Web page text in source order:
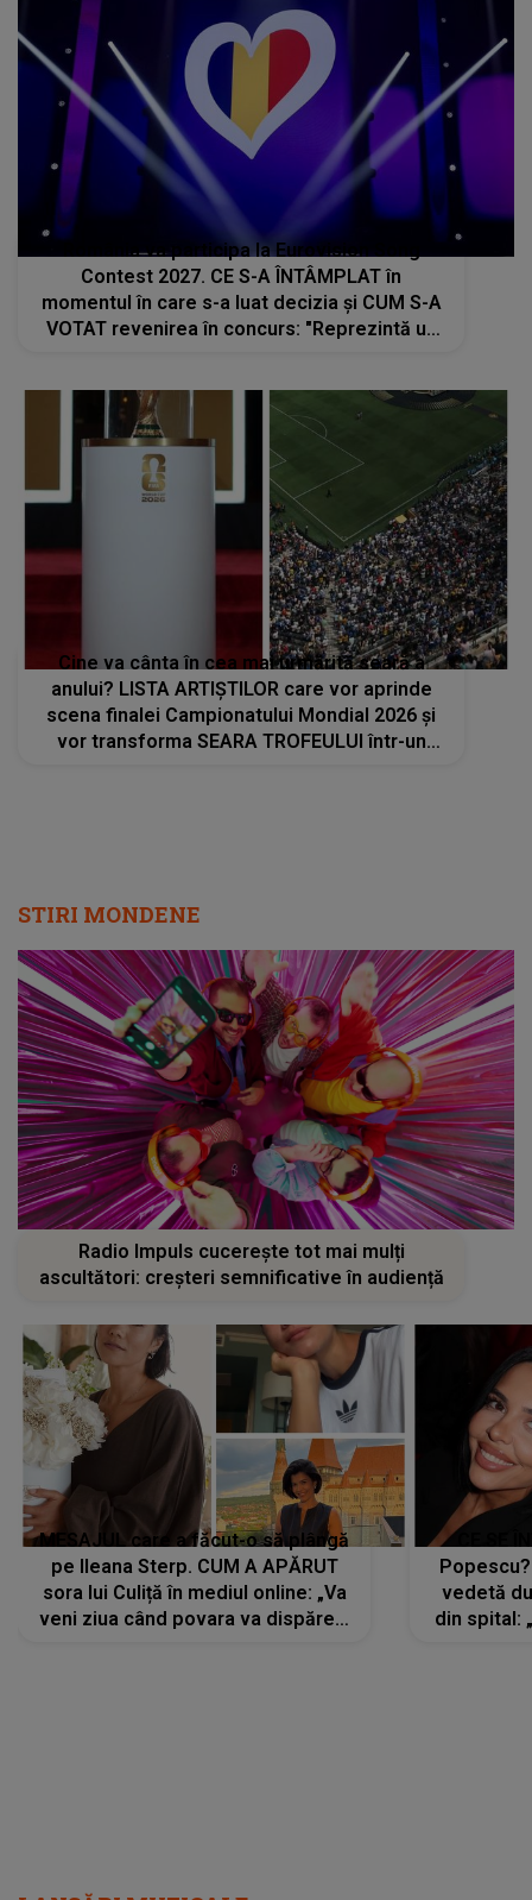
România va participa la Eurovision Song
Contest 2027. CE S-A ÎNTÂMPLAT în
momentul în care s-a luat decizia și CUM S-A
VOTAT revenirea în concurs: "Reprezintă un
Cine va cânta în cea mai urmărită seară a
anului? LISTA ARTIȘTILOR care vor aprinde
scena finalei Campionatului Mondial 2026 și
vor transforma SEARA TROFEULUI într-un
STIRI MONDENE
Radio Impuls cucerește tot mai mulți
ascultători: creșteri semnificative în audiență
MESAJUL care a făcut-o să plângă
pe Ileana Sterp. CUM A APĂRUT
sora lui Culiță în mediul online: „Va
veni ziua când povara va dispărea,
vedetă
din spital: